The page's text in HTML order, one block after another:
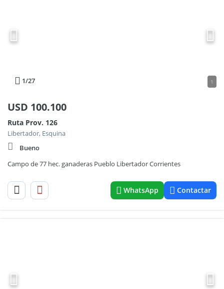
1/27 1
USD 100.100
Ruta Prov. 126
Libertador, Esquina
Bueno
Campo de 77 hec. ganaderas Pueblo Libertador Corrientes
WhatsApp Contactar